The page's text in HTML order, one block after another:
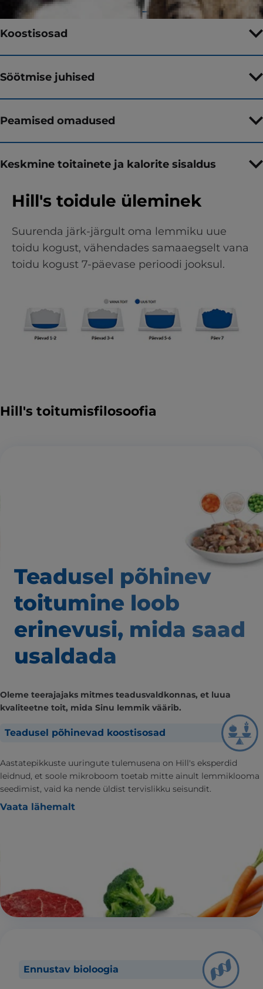
Koostisosad
Söötmise juhised
Peamised omadused
Keskmine toitainete ja kalorite sisaldus
Hill's toidule üleminek
Suurenda järk-järgult oma lemmiku uue
toidu kogust, vähendades samaaegselt vana
toidu kogust 7-päevase perioodi jooksul.
Hill's toitumisfilosoofia
Teadusel põhinev
toitumine loob
erinevusi, mida saad
usaldada
Oleme teerajajaks mitmes teadusvaldkonnas, et luua
kvaliteetne toit, mida Sinu lemmik väärib.
Teadusel põhinevad koostisosad
Aastatepikkuste uuringute tulemusena on Hill's eksperdid
leidnud, et soole mikroboom toetab mitte ainult lemmiklooma
seedimist, vaid ka nende üldist tervislikku seisundit.
Vaata lähemalt
Ennustav bioloogia